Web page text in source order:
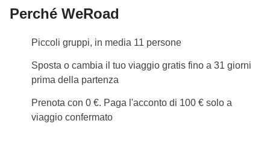
Vedi i dettagli
Perché WeRoad
Piccoli gruppi, in media 11 persone
Sposta o cambia il tuo viaggio gratis fino a 31 giorni
prima della partenza
Prenota con 0 €. Paga l'acconto di 100 € solo a
viaggio confermato